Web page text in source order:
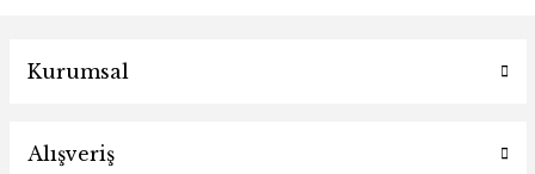
Kurumsal
Alışveriş